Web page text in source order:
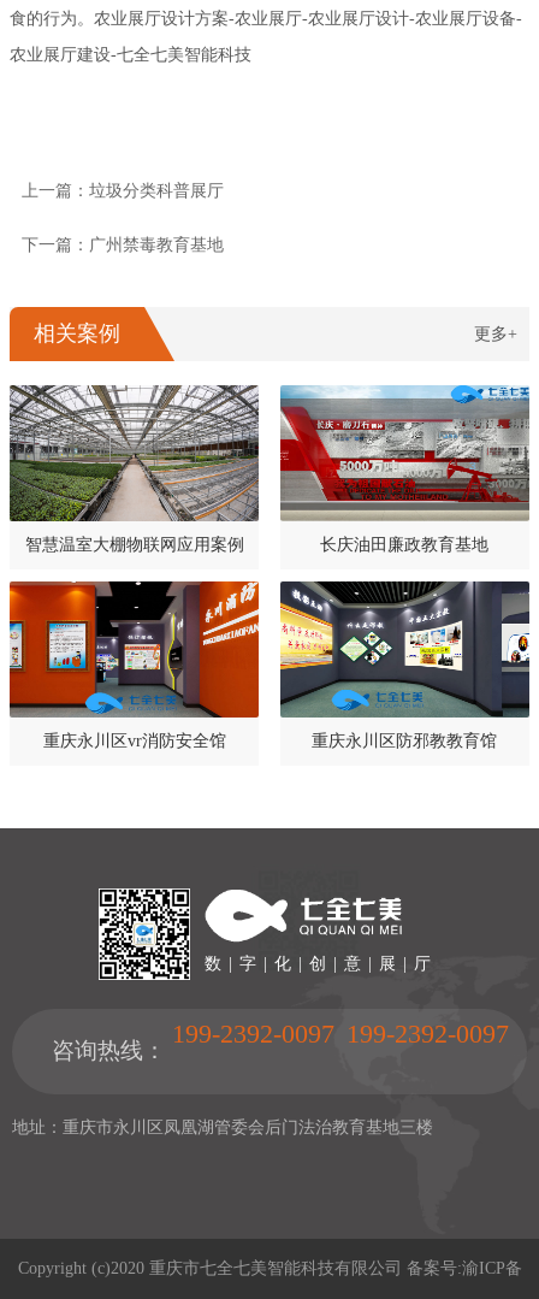
食的行为。农业展厅设计方案-农业展厅-农业展厅设计-农业展厅设备-
农业展厅建设-七全七美智能科技
上一篇：垃圾分类科普展厅
下一篇：广州禁毒教育基地
相关案例 更多+
智慧温室大棚物联网应用案例 长庆油田廉政教育基地
重庆永川区vr消防安全馆 重庆永川区防邪教教育馆
数 | 字 | 化 | 创 | 意 | 展 | 厅
咨询热线：
199-2392-0097 199-2392-0097
地址：重庆市永川区凤凰湖管委会后门法治教育基地三楼
Copyright (c)2020 重庆市七全七美智能科技有限公司 备案号:渝ICP备